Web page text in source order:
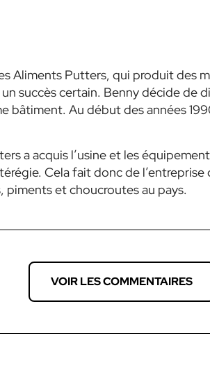
Aliments Putters, qui produit des
succès certain. Benny décide de
bâtiment. Au début des années
a acquis l’usine et les
Cela fait donc de
et choucroutes au pays.
VOIR LES COMMENTAIRES